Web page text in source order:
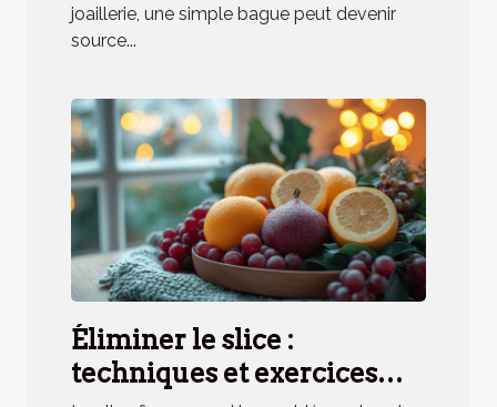
joaillerie, une simple bague peut devenir
source...
Éliminer le slice :
techniques et exercices